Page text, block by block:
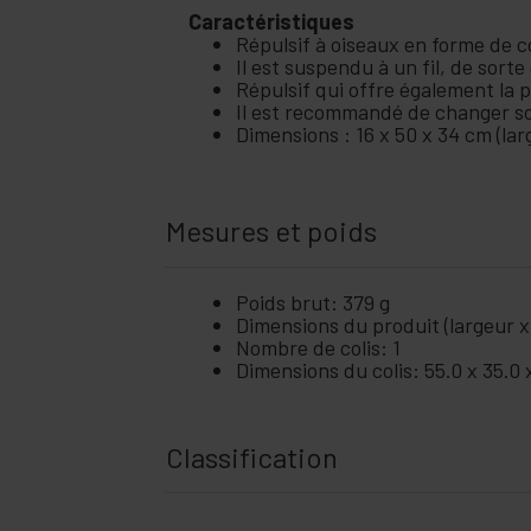
Caractéristiques
Répulsif à oiseaux en forme
Il est suspendu à un fil, de
Répulsif qui offre également la
Il est recommandé de changer
Dimensions : 16 x 50 x 34 cm
Mesures et poids
Poids brut: 379 g
Dimensions du produit (largeur
Nombre de colis: 1
Dimensions du colis: 55.0 x 35.0
Classification